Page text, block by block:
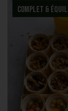
Complet &